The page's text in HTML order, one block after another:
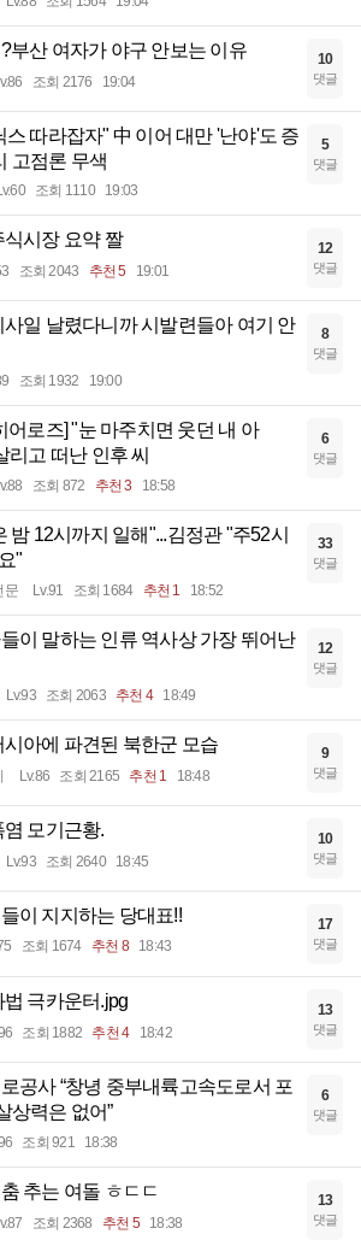
부산 여자가 야구 안보는 이유
조회 2176 19:04
10
댓글
스 따라잡자" 中 이어 대만 '난야'도 증
고점론 무색
조회 1110 19:03
5
댓글
식시장 요약 짤
조회 2043 추천 5 19:01
12
댓글
사일 날렸다니까 시발련들아 여기 안
조회 1932 19:00
8
댓글
어로즈] "눈 마주치면 웃던 내 아
고 떠난 인후 씨
조회 872 추천 3 18:58
6
댓글
밤 12시까지 일해"...김정관 "주52시
"
문 Lv.91 조회 1684 추천 1 18:52
33
댓글
이 말하는 인류 역사상 가장 뛰어난
Lv.93 조회 2063 추천 4 18:49
12
댓글
시아에 파견된 북한군 모습
Lv.86 조회 2165 추천 1 18:48
9
댓글
염 모기근황.
Lv.93 조회 2640 18:45
10
댓글
이 지지하는 당대표!!
조회 1674 추천 8 18:43
17
댓글
법 극카운터.jpg
조회 1882 추천 4 18:42
13
댓글
공사 “창녕 중부내륙고속도로서 포
상력은 없어”
조회 921 18:38
6
댓글
추는 여돌 ㅎㄷㄷ
조회 2368 추천 5 18:38
13
댓글